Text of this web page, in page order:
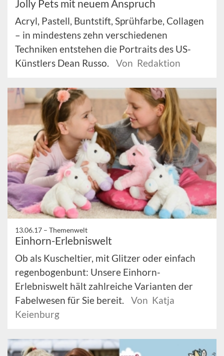
Jolly Pets mit neuem Anspruch
Acryl, Pastell, Buntstift, Sprühfarbe, Collagen
– in mindestens zehn verschiedenen
Techniken entstehen die Portraits des US-
Künstlers Dean Russo.
Von Redaktion
13.06.17 – Themenwelt
Einhorn-Erlebniswelt
Ob als Kuscheltier, mit Glitzer oder einfach
regenbogenbunt: Unsere Einhorn-
Erlebniswelt hält zahlreiche Varianten der
Fabelwesen für Sie bereit.
Von Katja
Keienburg